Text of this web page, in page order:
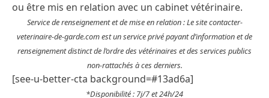
ou être mis en relation avec un cabinet vétérinaire.
Service de renseignement et de mise en relation : Le site contacter-
veterinaire-de-garde.com est un service privé payant d’information et de
renseignement distinct de l’ordre des vétérinaires et des services publics
non-rattachés à ces derniers.
[see-u-better-cta background=#13ad6a]
*Disponibilité : 7j/7 et 24h/24